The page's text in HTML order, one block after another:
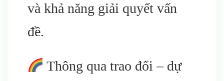
và khả năng giải quyết vấn
đề.
Thông qua trao đổi – dự